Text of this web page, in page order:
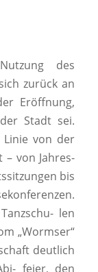
des
zurück an
Eröffnung,
Stadt sei.
von der
– von Jahres-
bis
len
„Wormser“
deutlich
feier, den